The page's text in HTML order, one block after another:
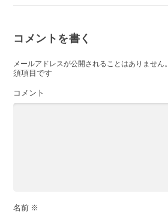
コメントを書く
メールアドレスが公開されることはありません。
須項目です
コメント
名前 ※